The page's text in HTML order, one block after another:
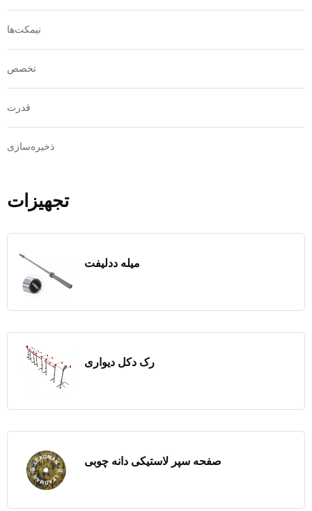
نیمکت‌ها
تخصص
قدرت
ذخیره‌سازی
تجهیزات
میله ددلیفت
رک دکل دیواری
صفحه سپر لاستیکی دانه چوبی